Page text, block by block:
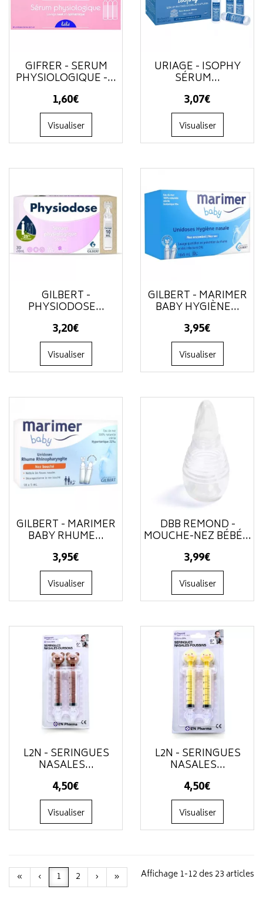
GIFRER - SÉRUM
PHYSIOLOGIQUE -...
1,60€
Visualiser
URIAGE - ISOPHY
SÉRUM...
3,07€
Visualiser
GILBERT -
PHYSIODOSE...
3,20€
Visualiser
GILBERT - MARIMER
BABY HYGIÈNE...
3,95€
Visualiser
GILBERT - MARIMER
BABY RHUME...
3,95€
Visualiser
DBB REMOND -
MOUCHE-NEZ BÉBÉ...
3,99€
Visualiser
L2N - SERINGUES
NASALES...
4,50€
Visualiser
L2N - SERINGUES
NASALES...
4,50€
Visualiser
« ‹ 1 2 › » Affichage 1-12 des 23 articles